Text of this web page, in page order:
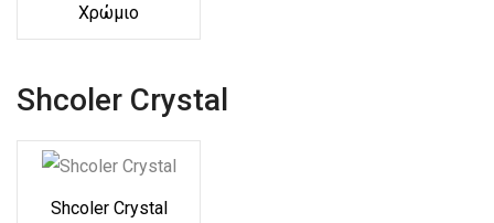
Χρώμιο
Shcoler Crystal
Shcoler Crystal